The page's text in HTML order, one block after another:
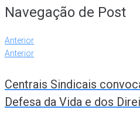
Navegação de Post
Anterior
Anterior
Centrais Sindicais
Defesa da Vida e dos